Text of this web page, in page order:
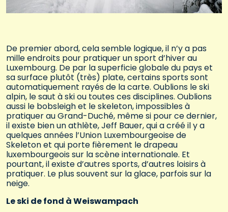
De premier abord, cela semble logique, il n’y a pas
mille endroits pour pratiquer un sport d’hiver au
Luxembourg. De par la superficie globale du pays et
sa surface plutôt (très) plate, certains sports sont
automatiquement rayés de la carte. Oublions le ski
alpin, le saut à ski ou toutes ces disciplines. Oublions
aussi le bobsleigh et le skeleton, impossibles à
pratiquer au Grand-Duché, même si pour ce dernier,
il existe bien un athlète, Jeff Bauer, qui a créé il y a
quelques années l’Union Luxembourgeoise de
Skeleton et qui porte fièrement le drapeau
luxembourgeois sur la scène internationale. Et
pourtant, il existe d’autres sports, d’autres loisirs à
pratiquer. Le plus souvent sur la glace, parfois sur la
neige.
Le ski de fond à Weiswampach